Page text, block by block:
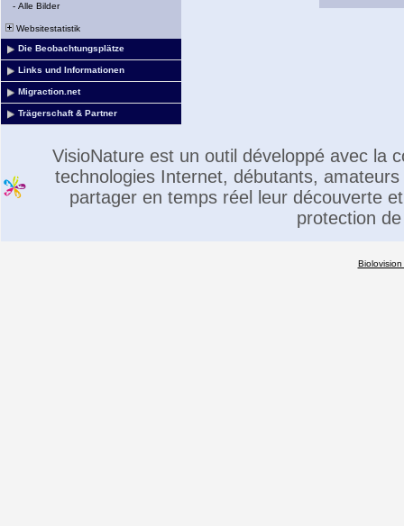
- Alle Bilder
Websitestatistik
Die Beobachtungsplätze
Links und Informationen
Migraction.net
Trägerschaft & Partner
VisioNature est un outil développé avec la
technologies Internet, débutants,
partager en temps réel leur découverte
protection
Biolovision